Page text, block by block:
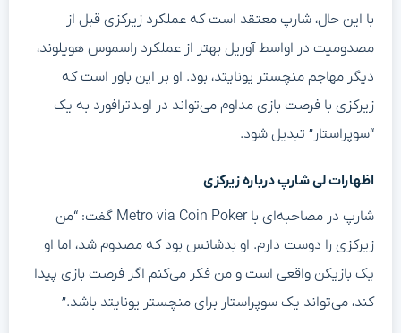
با این حال، شارپ معتقد است که عملکرد زیرکزی قبل از
مصدومیت در اواسط آوریل بهتر از عملکرد راسموس هویلوند،
دیگر مهاجم منچستر یونایتد، بود. او بر این باور است که
زیرکزی با فرصت بازی مداوم می‌تواند در اولدترافورد به یک
“سوپراستار” تبدیل شود.
اظهارات لی شارپ درباره زیرکزی
شارپ در مصاحبه‌ای با Metro via Coin Poker گفت: “من
زیرکزی را دوست دارم. او بدشانس بود که مصدوم شد، اما او
یک بازیکن واقعی است و من فکر می‌کنم اگر فرصت بازی پیدا
کند، می‌تواند یک سوپراستار برای منچستر یونایتد باشد.”